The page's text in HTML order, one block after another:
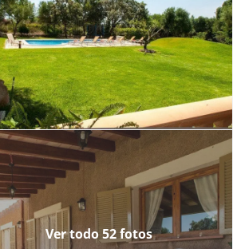
Ver todo 52 fotos